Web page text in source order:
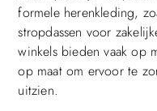
formele herenkleding,
stropdassen voor
winkels bieden vaak op
op maat om ervoor te
uitzien.